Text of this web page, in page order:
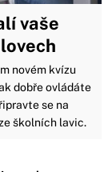
vaše
novém kvízu
dobře ovládáte
se na
školních lavic.